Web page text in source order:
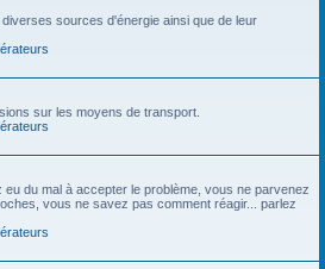
sources d'énergie ainsi que de leur
sur les moyens de transport.
du mal à accepter le problème, vous ne parvenez
vous ne savez pas comment réagir... parlez